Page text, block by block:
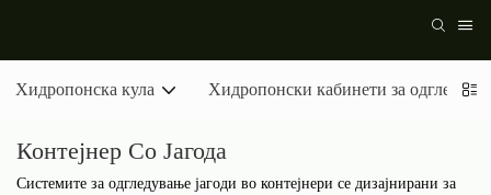
Хидропонска кула Хидропонски кабинети за
Контејнер Со Јагода
Системите за одгледување јагоди во контејнери се дизајнирани за